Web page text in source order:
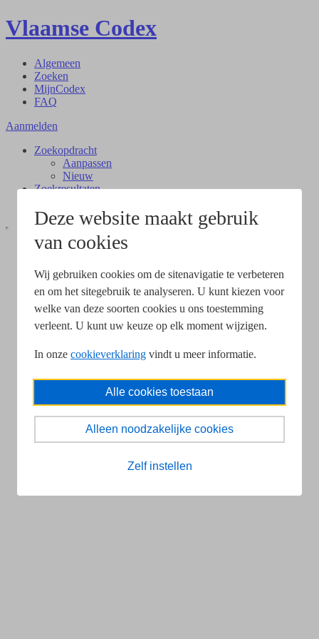
Deze website maakt gebruik
van cookies
Wij gebruiken cookies om de sitenavigatie te verbeteren
en om het sitegebruik te analyseren. U kunt kiezen voor
welke van deze soorten cookies u ons toestemming
verleent. U kunt uw keuze op elk moment wijzigen.
In onze cookieverklaring vindt u meer informatie.
Alle cookies toestaan
Alleen noodzakelijke cookies
Zelf instellen
Vlaamse Codex
Algemeen
Zoeken
MijnCodex
FAQ
Aanmelden
Zoekopdracht
Aanpassen
Nieuw
Zoekresultaten